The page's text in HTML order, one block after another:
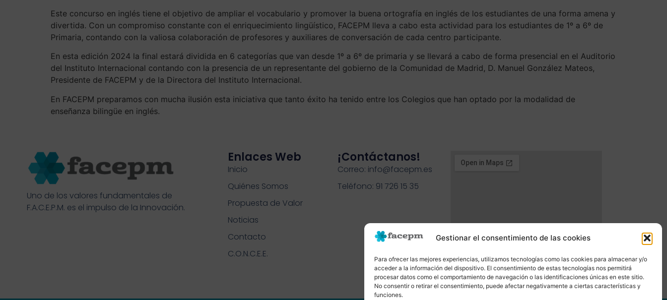
Gestionar el consentimiento de las cookies
Para ofrecer las mejores experiencias, utilizamos tecnologías como las cookies para almacenar y/o
acceder a la información del dispositivo. El consentimiento de estas tecnologías nos permitirá
procesar datos como el comportamiento de navegación o las identificaciones únicas en este sitio.
No consentir o retirar el consentimiento, puede afectar negativamente a ciertas características y
funciones.
Este concurso en inglés tiene el objetivo de ampliar el vocabulario y promover la buena ortografía en inglés de los estudiantes de una forma amena y
divertida. Con un compromiso constante con el enriquecimiento lingüístico, FACEPM lleva a cabo esta actividad para los estudiantes de 1º a 6º de
Primaria, contando con la valiosa colaboración de profesores y auxiliares de conversación de cada centro participante.
En esta edición 2024 la final estará dividida en 6 categorías que van desde 1º a 6º de primaria y se llevará a cabo de forma presencial en el Auditorio
del Instituto Internacional contando con la presencia de un representante del gobierno de la Comunidad de Madrid, D. Manuel González Mateos,
Presidente de FACEPM y de la Directora del Instituto Internacional.
En FACEPM preparamos con mucha ilusión esta iniciativa que tanto éxito ha tenido entre los Colegios que han optado por la modalidad de
enseñanza bilingüe en inglés.
Uno de los valores fundamentales de
F.A.C.E.P.M. es el impulso de la Innovación.
Enlaces Web
Inicio
Quiénes Somos
Propuesta de Valor
Noticias
Contacto
C.O.N.C.E.E.
¡contáctanos!
Correo: info@facepm.es
Teléfono: 91 726 15 35